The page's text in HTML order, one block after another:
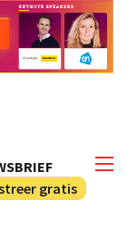
gratis